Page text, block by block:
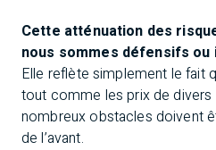
Cette atténuation des
nous sommes défensifs ou
Elle reflète simplement le fait
tout comme les prix de divers
nombreux obstacles doivent
de l’avant.